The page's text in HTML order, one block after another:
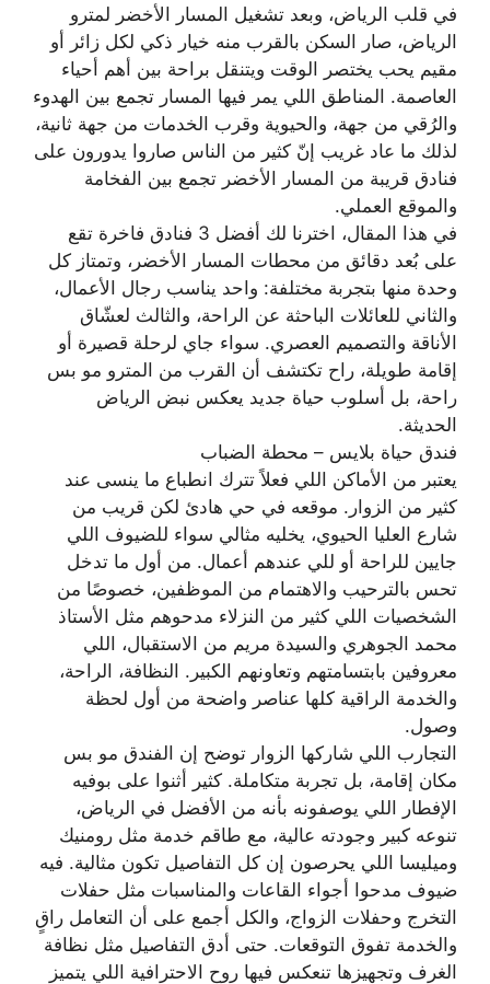
في قلب الرياض، وبعد تشغيل المسار الأخضر لمترو
الرياض، صار السكن بالقرب منه خيار ذكي لكل زائر أو
مقيم يحب يختصر الوقت ويتنقل براحة بين أهم أحياء
العاصمة. المناطق اللي يمر فيها المسار تجمع بين الهدوء
والرُقي من جهة، والحيوية وقرب الخدمات من جهة ثانية،
لذلك ما عاد غريب إنّ كثير من الناس صاروا يدورون على
فنادق قريبة من المسار الأخضر تجمع بين الفخامة
والموقع العملي.
في هذا المقال، اخترنا لك أفضل 3 فنادق فاخرة تقع
على بُعد دقائق من محطات المسار الأخضر، وتمتاز كل
وحدة منها بتجربة مختلفة: واحد يناسب رجال الأعمال،
والثاني للعائلات الباحثة عن الراحة، والثالث لعشّاق
الأناقة والتصميم العصري. سواء جاي لرحلة قصيرة أو
إقامة طويلة، راح تكتشف أن القرب من المترو مو بس
راحة، بل أسلوب حياة جديد يعكس نبض الرياض
الحديثة.
فندق حياة بلايس – محطة الضباب
يعتبر من الأماكن اللي فعلاً تترك انطباع ما ينسى عند
كثير من الزوار. موقعه في حي هادئ لكن قريب من
شارع العليا الحيوي، يخليه مثالي سواء للضيوف اللي
جايين للراحة أو للي عندهم أعمال. من أول ما تدخل
تحس بالترحيب والاهتمام من الموظفين، خصوصًا من
الشخصيات اللي كثير من النزلاء مدحوهم مثل الأستاذ
محمد الجوهري والسيدة مريم من الاستقبال، اللي
معروفين بابتسامتهم وتعاونهم الكبير. النظافة، الراحة،
والخدمة الراقية كلها عناصر واضحة من أول لحظة
وصول.
التجارب اللي شاركها الزوار توضح إن الفندق مو بس
مكان إقامة، بل تجربة متكاملة. كثير أثنوا على بوفيه
الإفطار اللي يوصفونه بأنه من الأفضل في الرياض،
تنوعه كبير وجودته عالية، مع طاقم خدمة مثل رومنيك
وميليسا اللي يحرصون إن كل التفاصيل تكون مثالية. فيه
ضيوف مدحوا أجواء القاعات والمناسبات مثل حفلات
التخرج وحفلات الزواج، والكل أجمع على أن التعامل راقٍ
والخدمة تفوق التوقعات. حتى أدق التفاصيل مثل نظافة
الغرف وتجهيزها تنعكس فيها روح الاحترافية اللي يتميز